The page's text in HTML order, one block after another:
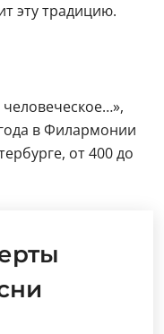
эту традицию.
в Филармонии
от 400 до